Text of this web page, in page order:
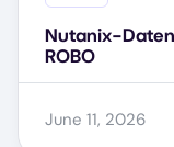
Nutanix-
ROBO
June 11, 2026